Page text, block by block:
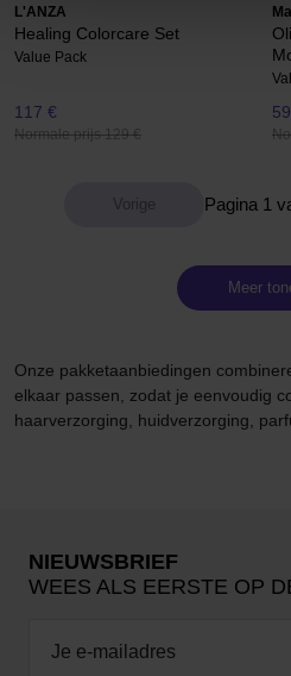
L'ANZA
Healing Colorcare Set
Value Pack
117 €
Normale prijs 129 €
Pagina 1
Meer
Onze pakketaanbiedingen
elkaar passen, zodat je eenvoudig
haarverzorging, huidverzorging,
NIEUWSBRIEF
WEES ALS EERSTE OP